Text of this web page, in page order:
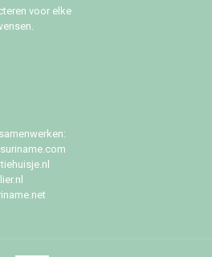
voor elke